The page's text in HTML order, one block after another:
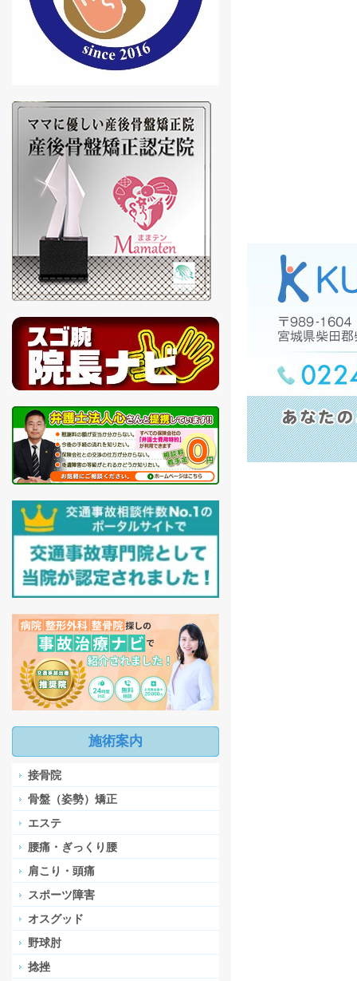
施術案内
接骨院
骨盤（姿勢）矯正
エステ
腰痛・ぎっくり腰
肩こり・頭痛
スポーツ障害
オスグッド
野球肘
捻挫